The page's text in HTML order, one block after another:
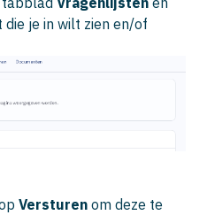
je in wilt zien en/of
Versturen om deze te